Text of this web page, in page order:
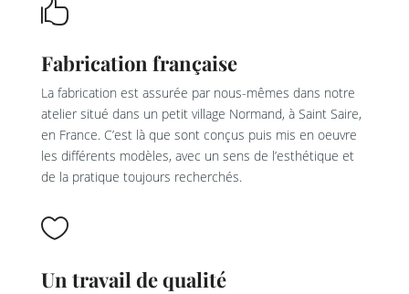

Fabrication française
La fabrication est assurée par nous-mêmes dans notre
atelier situé dans un petit village Normand, à Saint Saire,
en France. C’est là que sont conçus puis mis en oeuvre
les différents modèles, avec un sens de l’esthétique et
de la pratique toujours recherchés.

Un travail de qualité